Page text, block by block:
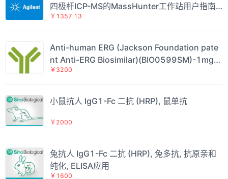
四极杆ICP-MS的MassHunter工作站用户指南
英文版
￥1357.13
Anti-human ERG (Jackson Foundation pate
nt Anti-ERG Biosimilar)(BIO0599SM)-1mg/5
mg/20mg
￥3200
小鼠抗人 IgG1-Fc 二抗 (HRP), 鼠单抗
￥2000
兔抗人 IgG1-Fc 二抗 (HRP), 兔多抗, 抗原亲和
纯化, ELISA应用
￥1600